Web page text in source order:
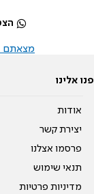
מצאתם
פנו אלינו
אודות
יצירת קשר
פרסמו אצלנו
תנאי שימוש
מדיניות פרטיות